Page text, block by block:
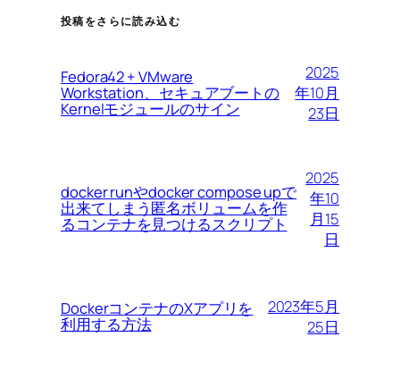
投稿をさらに読み込む
Fedora42 + VMware
Workstation、セキュアブートの
Kernelモジュールのサイン
2025
年10月
23日
docker runやdocker compose upで
出来てしまう匿名ボリュームを作
るコンテナを見つけるスクリプト
2025
年10
月15
日
DockerコンテナのXアプリを
利用する方法
2023年5月
25日